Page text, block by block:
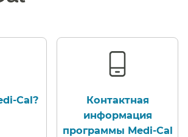
Cal?​​
Контактная
информация
программы Medi-Cal​​